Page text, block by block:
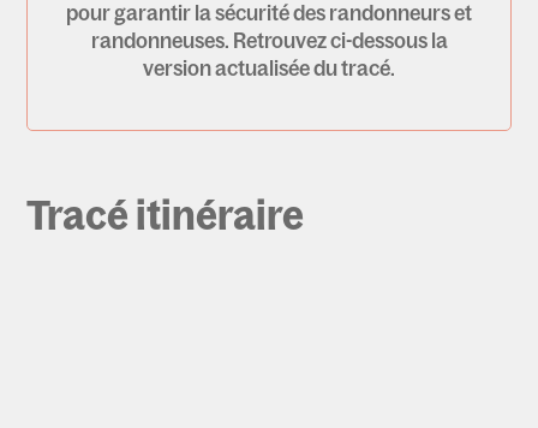
pour garantir la sécurité des randonneurs et
randonneuses. Retrouvez ci-dessous la
version actualisée du tracé.
Tracé itinéraire